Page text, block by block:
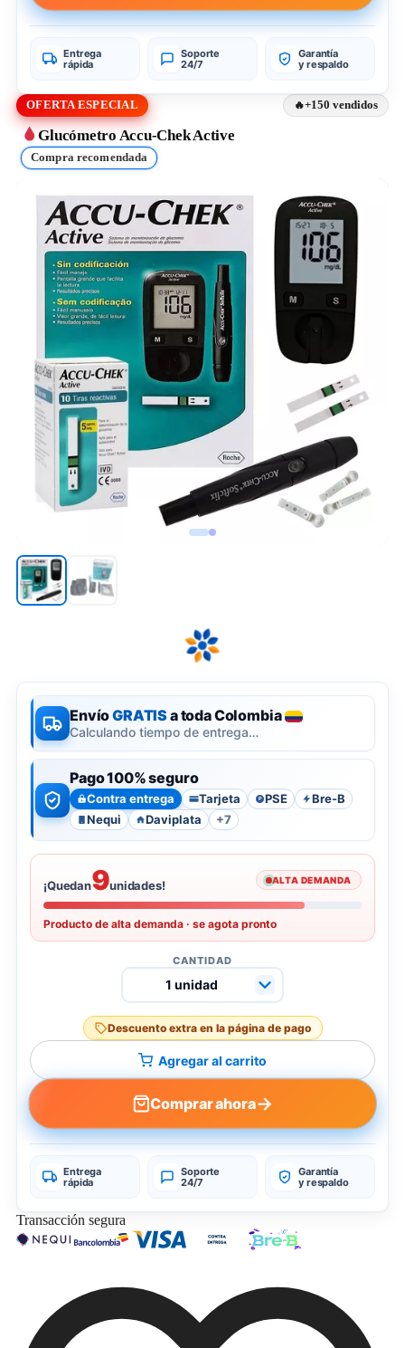
Entrega
rápida
Soporte
24/7
Garantía
y respaldo
OFERTA ESPECIAL +150 vendidos
Glucómetro Accu-Chek Active
Compra recomendada
EnvíoGRATISa toda Colombia
Calculando tiempo de entrega…
Pago 100% seguro
Contra entrega Tarjeta P PSE
Bre-B
Nequi
Daviplata +7
¡Quedan9unidades! ALTA DEMANDA
Producto de alta demanda · se agota pronto
CANTIDAD
Descuento extra en la página de pago
Agregar al carrito
Comprar ahora→
Entrega
rápida
Soporte
24/7
Garantía
y respaldo
Transacción segura